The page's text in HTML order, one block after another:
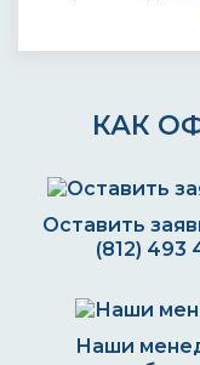
КАК
Оставить
(812) 493
Наши